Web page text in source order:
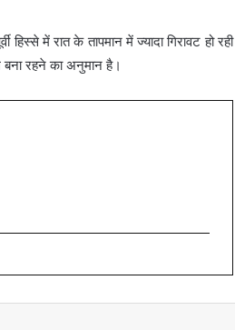
में रात के तापमान में ज्यादा गिरावट हो रही
बना रहने का अनुमान है।